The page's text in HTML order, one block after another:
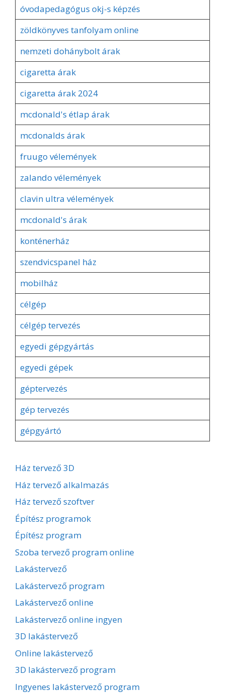
óvodapedagógus okj-s képzés
zöldkönyves tanfolyam online
nemzeti dohánybolt árak
cigaretta árak
cigaretta árak 2024
mcdonald's étlap árak
mcdonalds árak
fruugo vélemények
zalando vélemények
clavin ultra vélemények
mcdonald's árak
konténerház
szendvicspanel ház
mobilház
célgép
célgép tervezés
egyedi gépgyártás
egyedi gépek
géptervezés
gép tervezés
gépgyártó
Ház tervező 3D
Ház tervező alkalmazás
Ház tervező szoftver
Építész programok
Építész program
Szoba tervező program online
Lakástervező
Lakástervező program
Lakástervező online
Lakástervező online ingyen
3D lakástervező
Online lakástervező
3D lakástervező program
Ingyenes lakástervező program